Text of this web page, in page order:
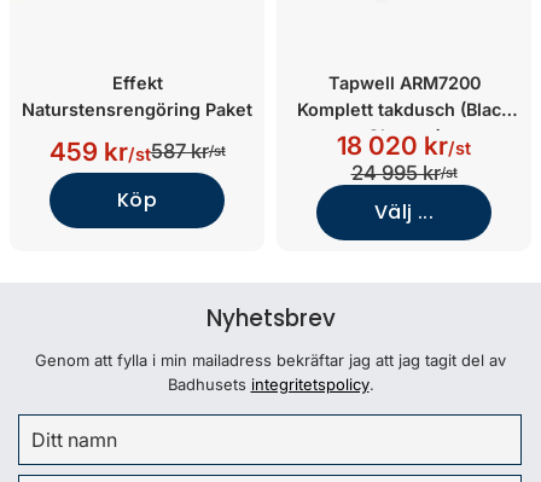
Effekt
Naturstensrengöring Paket
459 kr/st587 kr/st
Köp
Tapwell ARM7200
Komplett takdusch (Black
Chrome)
18 020 kr/st
24 995 kr/st
Välj ...
Nyhetsbrev
Genom att fylla i min mailadress bekräftar jag att jag tagit del av
Badhusets integritetspolicy.